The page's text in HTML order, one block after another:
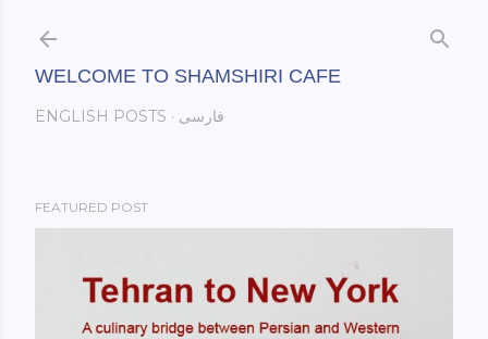
WELCOME TO SHAMSHIRI CAFE
ENGLISH POSTS فارسی
FEATURED POST